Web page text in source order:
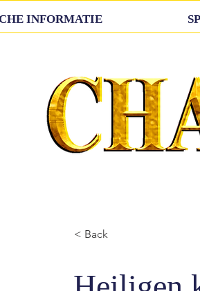
INFORMATIE
< Back